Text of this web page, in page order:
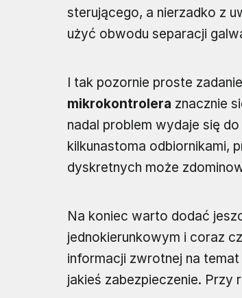
sterującego, a nierzadko z
użyć obwodu separacji
I tak pozornie proste
mikrokontrolera znacznie
nadal problem wydaje się
kilkunastoma odbiornikami,
dyskretnych może
Na koniec warto dodać
jednokierunkowym i coraz
informacji zwrotnej na
jakieś zabezpieczenie. Przy